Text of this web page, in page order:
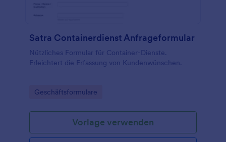
Satra Containerdienst Anfrageformular
Nützliches Formular für Container-Dienste.
Erleichtert die Erfassung von Kundenwünschen.
Go to Category:
Geschäftsformulare
Vorlage verwenden